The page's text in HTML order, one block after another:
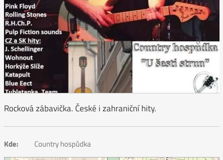
Rocková zábavička. České i zahraniční hity.
Kde: Country hospůdka